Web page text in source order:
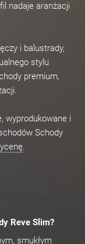
nadaje aranżacji
i balustrady,
stylu
premium,
wyprodukowane i
Schody
.
Reve Slim?
smukłym